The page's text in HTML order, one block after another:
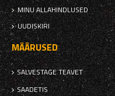
MINU ALLAHINDLUSED
UUDISKIRI
MÄÄRUSED
SALVESTAGE TEAVET
SAADETIS